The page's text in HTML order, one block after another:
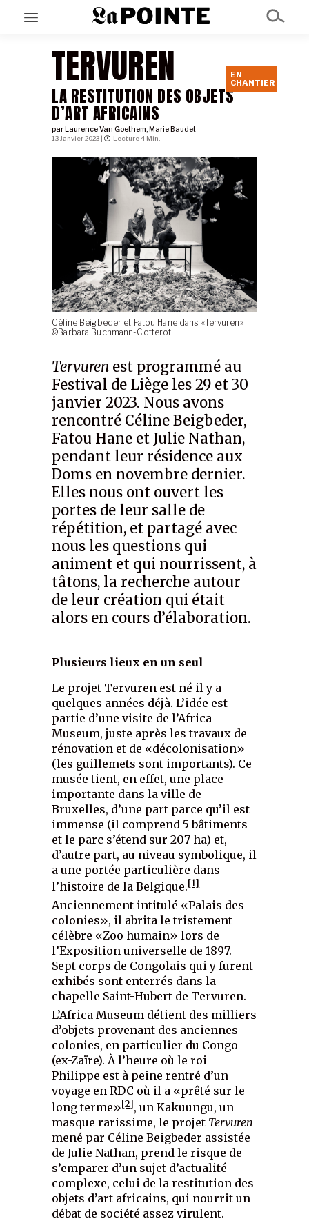
EN CE MOMENT
GRAND ANGLE
AU LARGE
ÉMOIS
EN CHANTIER
SÉRIES
À PROPOS
NOS PARTENAIRES
SOUTENEZ NOUS
Céline Beigbeder et Fatou Hane dans «Tervuren»
©Barbara Buchmann-Cotterot
TERVUREN
LA RESTITUTION DES OBJETS
D’ART AFRICAINS
EN
CHANTIER
par Laurence Van Goethem, Marie Baudet
Tervuren est programmé au
Festival de Liège les 29 et 30
janvier 2023. Nous avons
rencontré Céline Beigbeder,
Fatou Hane et Julie Nathan,
pendant leur résidence aux
Doms en novembre dernier.
Elles nous ont ouvert les
portes de leur salle de
répétition, et partagé avec
nous les questions qui
animent et qui nourrissent, à
tâtons, la recherche autour
de leur création qui était
alors en cours d’élaboration.
13 Janvier 2023 | Lecture 4 Min.
Plusieurs lieux en un seul
Le projet Tervuren est né il y a
quelques années déjà. L’idée est
partie d’une visite de l’Africa
Museum, juste après les travaux de
rénovation et de «décolonisation»
(les guillemets sont importants). Ce
musée tient, en effet, une place
importante dans la ville de
Bruxelles, d’une part parce qu’il est
immense (il comprend 5 bâtiments
et le parc s’étend sur 207 ha) et,
d’autre part, au niveau symbolique, il
a une portée particulière dans
l’histoire de la Belgique.[1]
Anciennement intitulé «Palais des
colonies», il abrita le tristement
célèbre «Zoo humain» lors de
l’Exposition universelle de 1897.
Sept corps de Congolais qui y furent
exhibés sont enterrés dans la
chapelle Saint-Hubert de Tervuren.
L’Africa Museum détient des milliers
d’objets provenant des anciennes
colonies, en particulier du Congo
(ex-Zaïre). À l’heure où le roi
Philippe est à peine rentré d’un
voyage en RDC où il a «prêté sur le
long terme»[2], un Kakuungu, un
masque rarissime, le projet Tervuren
mené par Céline Beigbeder assistée
de Julie Nathan, prend le risque de
s’emparer d’un sujet d’actualité
complexe, celui de la restitution des
objets d’art africains, qui nourrit un
débat de société assez virulent.